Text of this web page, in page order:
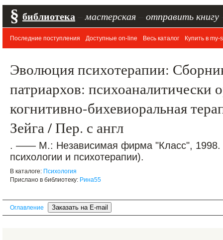
§ библиотека мастерская отправить книгу
Последние поступления Доступные on-line Весь каталог Купить в my-
Эволюция психотерапии:
патриархов: психоаналитически
когнитивно-бихевиоральная
Зейга / Пер. с англ
. —— М.: Независимая фирма "Класс",
психологии и психотерапии).
В каталоге: Психология
Прислано в библиотеку: Рина55
Оглавление